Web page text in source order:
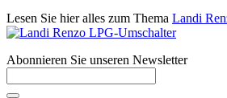
Lesen Sie hier alles zum Thema Landi
Abonnieren Sie unseren Newsletter